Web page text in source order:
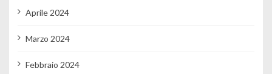
Aprile 2024
Marzo 2024
Febbraio 2024